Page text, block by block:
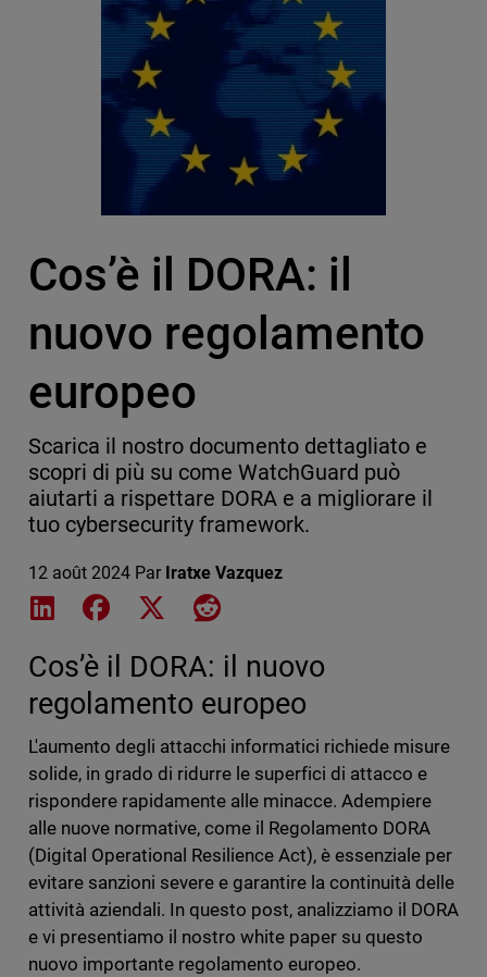
Cos’è il DORA: il
nuovo regolamento
europeo
Scarica il nostro documento dettagliato e
scopri di più su come WatchGuard può
aiutarti a rispettare DORA e a migliorare il
tuo cybersecurity framework.
12 août 2024 Par Iratxe Vazquez
Share on LinkedIn
Share on Facebook
Share on XShare on Reddit
Cos’è il DORA: il nuovo
regolamento europeo
L'aumento degli attacchi informatici richiede misure
solide, in grado di ridurre le superfici di attacco e
rispondere rapidamente alle minacce. Adempiere
alle nuove normative, come il Regolamento DORA
(Digital Operational Resilience Act), è essenziale per
evitare sanzioni severe e garantire la continuità delle
attività aziendali. In questo post, analizziamo il DORA
e vi presentiamo il nostro white paper su questo
nuovo importante regolamento europeo.